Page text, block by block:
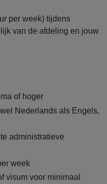
per week) tijdens
van de afdeling en jouw
of hoger
Nederlands als Engels,
administratieve
week
visum voor minimaal